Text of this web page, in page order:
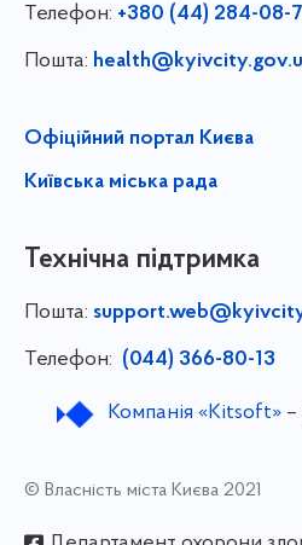
Телефон: +380 (44) 284-08-
Пошта:
Офіційний портал Києва
Київська міська рада
Технічна підтримка
Пошта:
Телефон: (044) 366-80-13
Компанія «Kitsoft»–
© Власність міста Києва 2021